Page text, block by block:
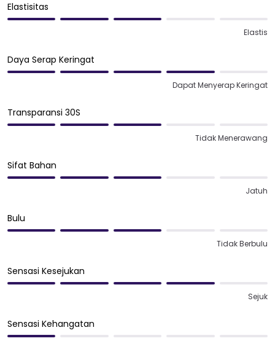
Elastisitas
Elastis
Daya Serap Keringat
Dapat Menyerap Keringat
Transparansi 30S
Tidak Menerawang
Sifat Bahan
Jatuh
Bulu
Tidak Berbulu
Sensasi Kesejukan
Sejuk
Sensasi Kehangatan